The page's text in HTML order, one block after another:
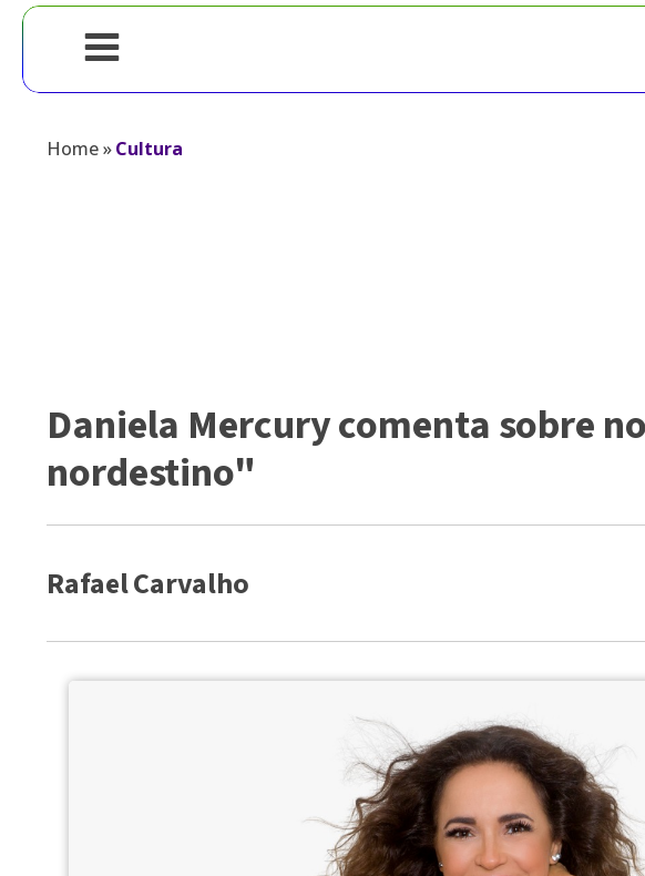
Home»Cultura
Daniela Mercury comenta sobre
nordestino"
Rafael Carvalho